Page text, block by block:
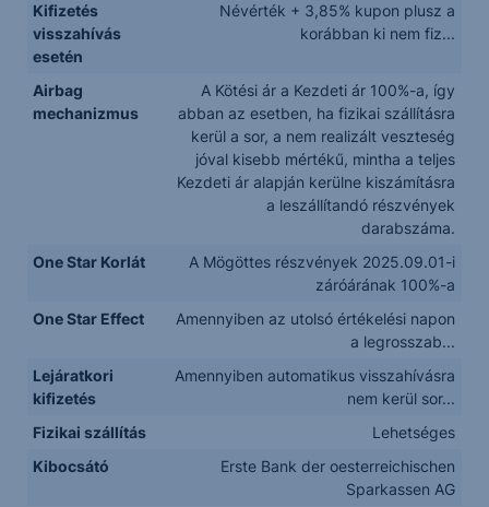
Kifizetés
visszahívás
esetén
Névérték + 3,85% kupon plusz a
korábban ki nem fiz...
Airbag
mechanizmus
A Kötési ár a Kezdeti ár 100%-a, így
abban az esetben, ha fizikai szállításra
kerül a sor, a nem realizált veszteség
jóval kisebb mértékű, mintha a teljes
Kezdeti ár alapján kerülne kiszámításra
a leszállítandó részvények
darabszáma.
One Star Korlát
A Mögöttes részvények 2025.09.01-i
záróárának 100%-a
One Star Effect
Amennyiben az utolsó értékelési napon
a legrosszab...
Lejáratkori
kifizetés
Amennyiben automatikus visszahívásra
nem kerül sor...
Fizikai szállítás
Lehetséges
Kibocsátó
Erste Bank der oesterreichischen
Sparkassen AG